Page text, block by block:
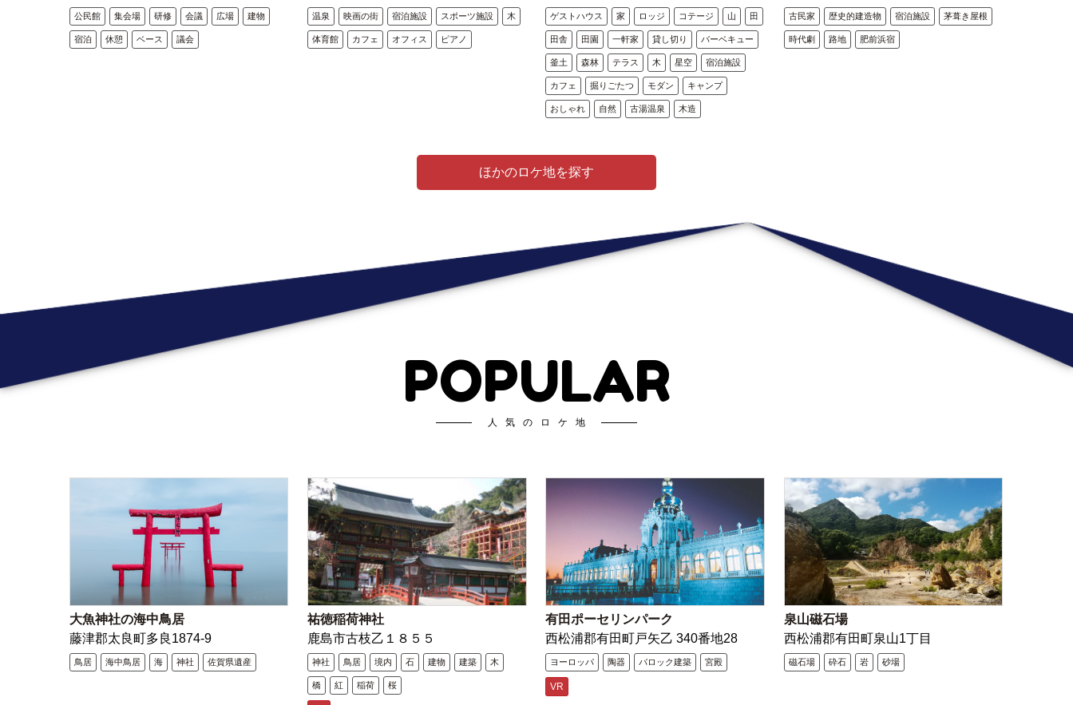
公民館 集会場 研修 会議 広場 建物
宿泊 休憩 ベース 議会
温泉 映画の街 宿泊施設 スポーツ施設 木
体育館 カフェ オフィス ピアノ
ゲストハウス 家 ロッジ コテージ 山 田
田舎 田園 一軒家 貸し切り バーベキュー
釜土 森林 テラス 木 星空 宿泊施設
カフェ 掘りごたつ モダン キャンプ
おしゃれ 自然 古湯温泉 木造
古民家 歴史的建造物 宿泊施設 茅葺き屋根
時代劇 路地 肥前浜宿
ほかのロケ地を探す
POPULAR
人気のロケ地
大魚神社の海中鳥居
藤津郡太良町多良1874-9
鳥居 海中鳥居 海 神社 佐賀県遺産
祐徳稲荷神社
鹿島市古枝乙１８５５
神社 鳥居 境内 石 建物 建築 木
橋 紅 稲荷 桜
有田ポーセリンパーク
西松浦郡有田町戸矢乙 340番地28
ヨーロッパ 陶器 バロック建築 宮殿
VR
泉山磁石場
西松浦郡有田町泉山1丁目
磁石場 砕石 岩 砂場